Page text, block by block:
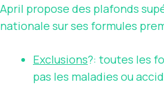
April propose des plafonds
nationale sur ses formules
Exclusions?: toutes les
pas les maladies ou